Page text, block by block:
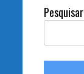
Pesquisar